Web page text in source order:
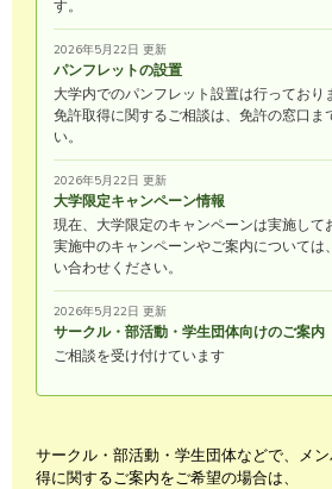
す。
2026年5月22日 更新
パンフレットの設置
大学内でのパンフレット設置は行っており
免許取得に関するご相談は、免許の窓口ま
い。
2026年5月22日 更新
大学限定キャンペーン情報
現在、大学限定のキャンペーンは実施して
実施中のキャンペーンやご案内については
い合わせください。
2026年5月22日 更新
サークル・部活動・学生団体向けのご案内
ご相談を受け付けています
サークル・部活動・学生団体などで、メ
得に関するご案内をご希望の場合は、